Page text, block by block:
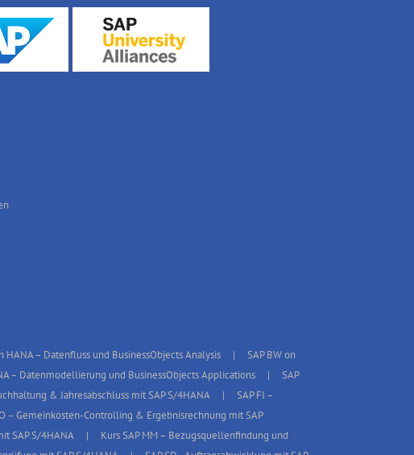
HANA – Datenfluss und BusinessObjects Analysis
SAP BW on
– Datenmodellierung und BusinessObjects Applications
SAP
& Jahresabschluss mit SAP S/4HANA
SAP FI –
– Gemeinkosten-Controlling & Ergebnisrechnung mit SAP
SAP S/4HANA
Kurs SAP MM – Bezugsquellenfindung und